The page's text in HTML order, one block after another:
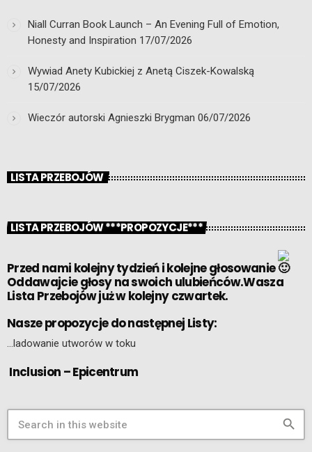
Niall Curran Book Launch – An Evening Full of Emotion,
Honesty and Inspiration 17/07/2026
Wywiad Anety Kubickiej z Anetą Ciszek-Kowalską
15/07/2026
Wieczór autorski Agnieszki Brygman 06/07/2026
LISTA PRZEBOJÓW
LISTA PRZEBOJÓW ***PROPOZYCJE***
Przed nami kolejny tydzień i kolejne głosowanie
Oddawajcie głosy na swoich ulubieńców.Wasza
Lista Przebojów już w kolejny czwartek.
Nasze propozycje do następnej Listy:
…ladowanie utworów w toku
Inclusion – Epicentrum
search